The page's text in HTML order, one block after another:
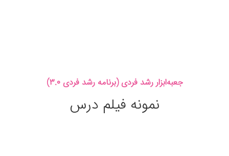
جعبه‌ابزار رشد فردی (برنامه رشد فردی ۳.۰)
نمونه‌ فیلم درس‌